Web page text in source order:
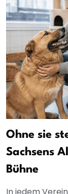
Ohne sie
Sachsens
Bühne